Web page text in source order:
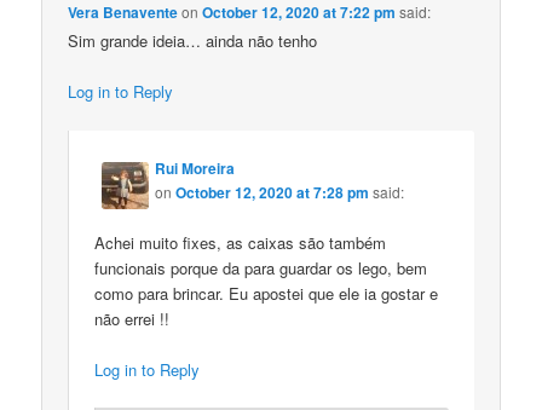
Vera BenaventeonOctober 12, 2020 at 7:22 pm said:
Sim grande ideia… ainda não tenho
Log in to Reply
Rui Moreira
onOctober 12, 2020 at 7:28 pm said:
Achei muito fixes, as caixas são também
funcionais porque da para guardar os lego, bem
como para brincar. Eu apostei que ele ia gostar e
não errei !!
Log in to Reply